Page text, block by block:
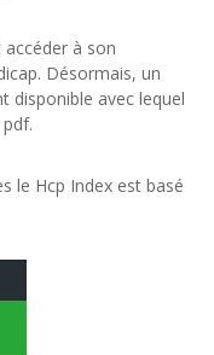
à son
Désormais, un
disponible avec lequel
le Hcp Index est basé